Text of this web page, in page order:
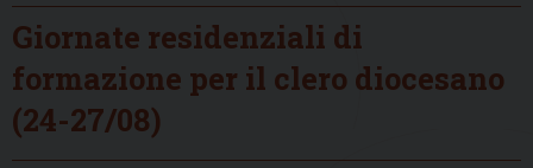
Giornate residenziali di
formazione per il clero diocesano
(24-27/08)